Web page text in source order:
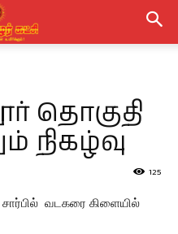
தொகுதி
நிகழ்வு
125
வடகரை கிளையில்